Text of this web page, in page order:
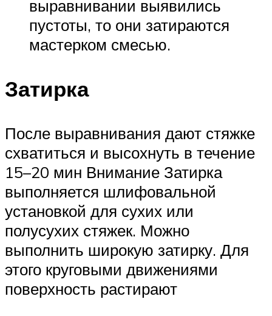
выравнивании выявились
пустоты, то они затираются
мастерком смесью.
Затирка
После выравнивания дают стяжке
схватиться и высохнуть в течение
15–20 мин Внимание Затирка
выполняется шлифовальной
установкой для сухих или
полусухих стяжек. Можно
выполнить широкую затирку. Для
этого круговыми движениями
поверхность растирают